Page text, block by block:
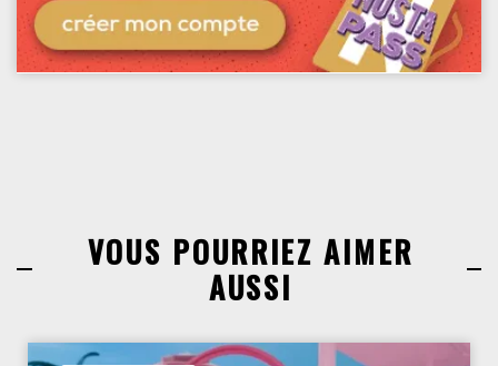
VOUS POURRIEZ AIMER
AUSSI